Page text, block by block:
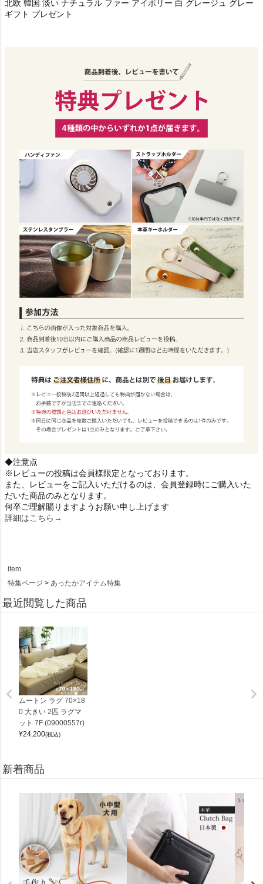
北欧 韓国 淡い ナチュラル ファー アイボリー 白 グレージュ グレー
ギフト プレゼント
◆注意点
※レビューの投稿は会員様限定となっております。
また、レビューをご記入いただけるのは、会員登録時にご購入いた
だいた商品のみとなります。
何卒ご理解賜りますようお願い申し上げます
詳細はこちら→
item
特集ページ
あったかアイテム特集
最近閲覧した商品
ムートン ラグ 70×18
0 大きい 2匹 ラグマ
ット 7F (09000557r)
¥24,200(税込)
新着商品